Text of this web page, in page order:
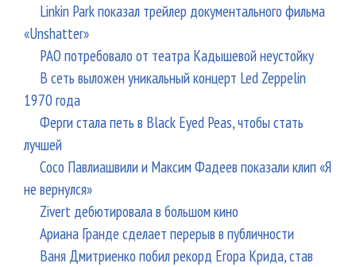
Linkin Park показал трейлер документального фильма
«Unshatter»
РАО потребовало от театра Кадышевой неустойку
В сеть выложен уникальный концерт Led Zeppelin
1970 года
Ферги стала петь в Black Eyed Peas, чтобы стать
лучшей
Сосо Павлиашвили и Максим Фадеев показали клип «Я
не вернулся»
Zivert дебютировала в большом кино
Ариана Гранде сделает перерыв в публичности
Ваня Дмитриенко побил рекорд Егора Крида, став